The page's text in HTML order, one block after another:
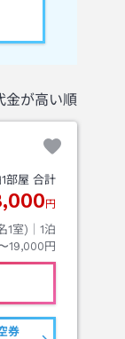
金が高い順
1部屋 合計
円
1室)｜ 1泊
19,000円
券